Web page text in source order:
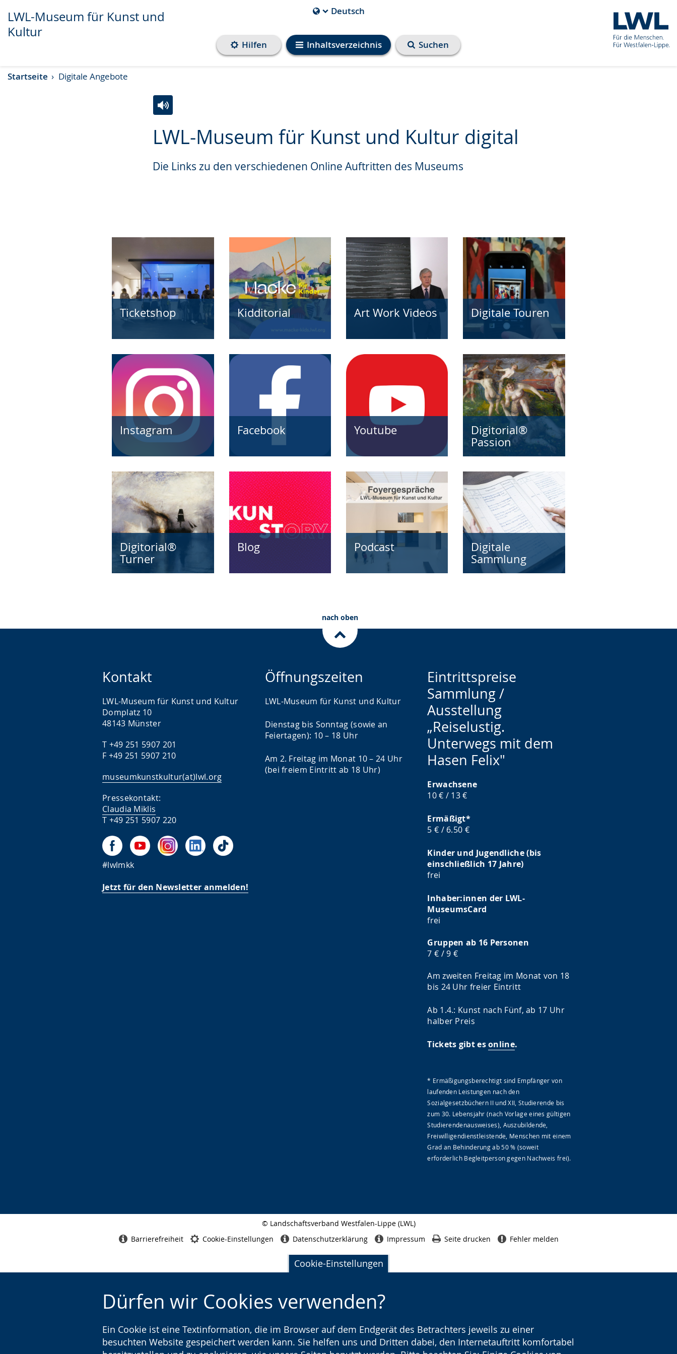
Transkript anzeigen
Abspielen
Pausieren
LWL-Museum für Kunst und
Kultur
Die
Sprache
ist
Deutsch
Inhaltsverzeichnis
Hilfen Suchen
Cookie-Einstellungen
Dürfen wir Cookies verwenden?
Ein Cookie ist eine Textinformation, die im Browser auf dem Endgerät des Betrachters jeweils zu einer
besuchten Website gespeichert werden kann. Sie helfen uns und Dritten dabei, den Internetauftritt komfortabel
Startseite Digitale Angebote
LWL-Museum für Kunst und Kultur digital
Die Links zu den verschiedenen Online Auftritten des Museums
Leichten
wechseln.
Audio-
Video
Deutscher
Ticketshop Kidditorial Art Work Videos Digitale Touren
Instagram Facebook Youtube
Digitorial®
Passion
Digitorial®
Turner
Blog Podcast
Digitale
Sammlung
nach oben
Kontakt
LWL-Museum für Kunst und Kultur
Domplatz 10
48143 Münster
T +49 251 5907 201
F +49 251 5907 210
museumkunstkultur(at)lwl.org
Pressekontakt:
Claudia Miklis
T +49 251 5907 220
#lwlmkk
Jetzt für den Newsletter anmelden!
Öffnungszeiten
LWL-Museum für Kunst und Kultur
Dienstag bis Sonntag (sowie an
Feiertagen): 10 – 18 Uhr
Am 2. Freitag im Monat 10 – 24 Uhr
(bei freiem Eintritt ab 18 Uhr)
Eintrittspreise
Sammlung /
Ausstellung
„Reiselustig.
Unterwegs mit dem
Hasen Felix"
Erwachsene
10 € / 13 €
Ermäßigt*
5 € / 6.50 €
Kinder und Jugendliche (bis
einschließlich 17 Jahre)
frei
Inhaber:innen der LWL-
MuseumsCard
frei
Gruppen ab 16 Personen
7 € / 9 €
Am zweiten Freitag im Monat von 18
bis 24 Uhr freier Eintritt
Ab 1.4.: Kunst nach Fünf, ab 17 Uhr
halber Preis
Tickets gibt esonline.
* Ermäßigungsberechtigt sind Empfänger von
laufenden Leistungen nach den
Sozialgesetzbüchern II und XII, Studierende bis
zum 30. Lebensjahr (nach Vorlage eines gültigen
Studierendenausweises), Auszubildende,
Freiwilligendienstleistende, Menschen mit einem
Grad an Behinderung ab 50 % (soweit
erforderlich Begleitperson gegen Nachweis frei).
© Landschaftsverband Westfalen-Lippe (LWL)
Barrierefreiheit Cookie-Einstellungen Datenschutzerklärung Impressum Seite drucken Fehler melden